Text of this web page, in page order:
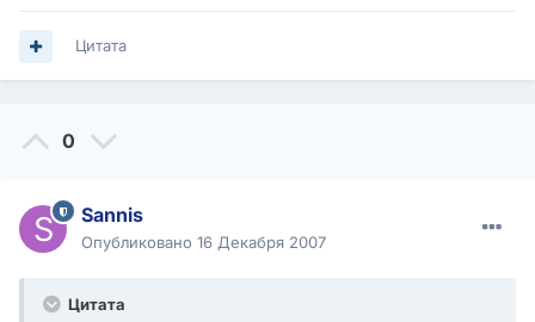
Цитата
0
Sannis
Опубликовано 16 Декабря 2007
Цитата